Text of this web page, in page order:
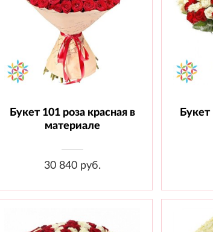
Состав: Роза 70 см - 101 шт.,
Материал
Букет 101 роза красная в
материале
30 840 руб.
Букет